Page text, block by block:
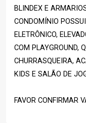
BLINDEX E
CONDOMÍNIO
ELETRÔNICO,
COM PLAYGROUND,
CHURRASQUEIRA,
KIDS E SALÃO DE
FAVOR CONFIRMAR